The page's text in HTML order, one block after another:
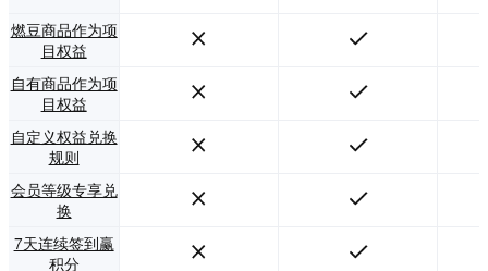
燃豆商品作为项
目权益
自有商品作为项
目权益
自定义权益兑换
规则
会员等级专享兑
换
7天连续签到赢
积分